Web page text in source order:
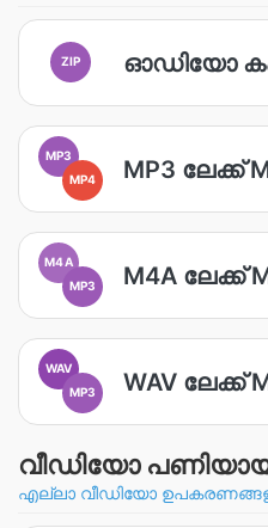
ZIP ഓഡിയോ
MP3
MP4
MP3 ലേക്ക്
M4A
MP3
M4A ലേക്ക്
WAV
MP3
WAV ലേക്ക്
വീഡിയോ
എല്ലാ വീഡിയോ